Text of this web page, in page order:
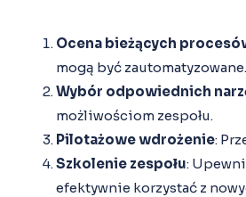
Ocena bieżących
mogą być zautomatyzowane.
Wybór odpowiednich
możliwościom zespołu.
Pilotażowe wdrożenie:
Szkolenie zespołu:
efektywnie korzystać z